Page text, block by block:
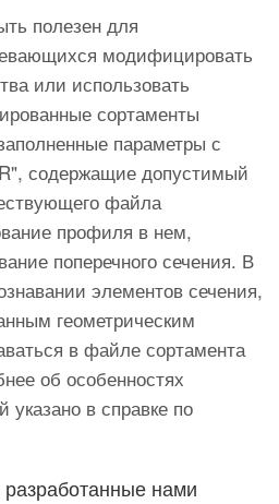
полезен для
модифицировать
или использовать
сортаменты
параметры с
содержащие допустимый
файла
профиля в нем,
поперечного сечения. В
элементов сечения,
геометрическим
в файле сортамента
об особенностях
указано в справке по
нами